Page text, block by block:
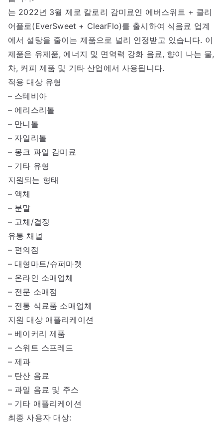
는 2022년 3월 제로 칼로리 감미료인 에버스위트 + 클리
어플로(EverSweet + ClearFlo)를 출시하여 식음료 업계
에서 설탕을 줄이는 제품으로 널리 인정받고 있습니다. 이
제품은 유제품, 에너지 및 면역력 강화 음료, 향이 나는 물,
차, 커피 제품 및 기타 산업에서 사용됩니다.
적용 대상 유형
– 스테비아
– 에리스리톨
– 만니톨
– 자일리톨
– 몽크 과일 감미료
– 기타 유형
지원되는 형태
– 액체
– 분말
– 고체/결정
유통 채널
– 편의점
– 대형마트/슈퍼마켓
– 온라인 소매업체
– 전문 소매점
– 전통 식료품 소매업체
지원 대상 애플리케이션
– 베이커리 제품
– 스위트 스프레드
– 제과
– 탄산 음료
– 과일 음료 및 주스
– 기타 애플리케이션
최종 사용자 대상: